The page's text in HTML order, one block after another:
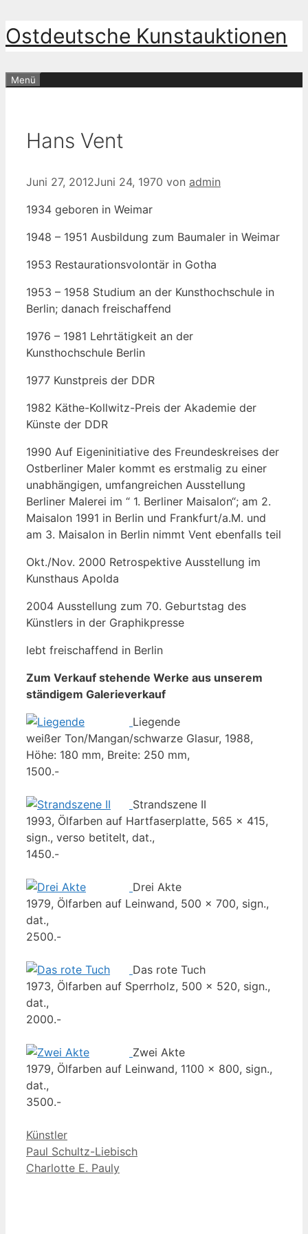
Zum
Inhalt
Ostdeutsche Kunstauktionen
Menü
Hans Vent
Juni 27, 2012Juni 24, 1970 von admin
1934 geboren in Weimar
1948 – 1951 Ausbildung zum Baumaler in Weimar
1953 Restaurationsvolontär in Gotha
1953 – 1958 Studium an der Kunsthochschule in
Berlin; danach freischaffend
1976 – 1981 Lehrtätigkeit an der
Kunsthochschule Berlin
1977 Kunstpreis der DDR
1982 Käthe-Kollwitz-Preis der Akademie der
Künste der DDR
1990 Auf Eigeninitiative des Freundeskreises der
Ostberliner Maler kommt es erstmalig zu einer
unabhängigen, umfangreichen Ausstellung
Berliner Malerei im “ 1. Berliner Maisalon“; am 2.
Maisalon 1991 in Berlin und Frankfurt/a.M. und
am 3. Maisalon in Berlin nimmt Vent ebenfalls teil
Okt./Nov. 2000 Retrospektive Ausstellung im
Kunsthaus Apolda
2004 Ausstellung zum 70. Geburtstag des
Künstlers in der Graphikpresse
lebt freischaffend in Berlin
Zum Verkauf stehende Werke aus unserem
ständigem Galerieverkauf
Liegende
weißer Ton/Mangan/schwarze Glasur, 1988,
Höhe: 180 mm, Breite: 250 mm,
1500.-
Strandszene II
1993, Ölfarben auf Hartfaserplatte, 565 x 415,
sign., verso betitelt, dat.,
1450.-
Drei Akte
1979, Ölfarben auf Leinwand, 500 x 700, sign.,
dat.,
2500.-
Das rote Tuch
1973, Ölfarben auf Sperrholz, 500 x 520, sign.,
dat.,
2000.-
Zwei Akte
1979, Ölfarben auf Leinwand, 1100 x 800, sign.,
dat.,
3500.-
Kategorien
Künstler
Paul Schultz-Liebisch
Charlotte E. Pauly